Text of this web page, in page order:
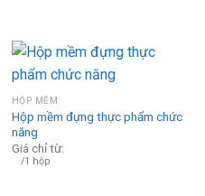
HỘP MỀM
Hộp mềm đựng thực phẩm chức
năng
Giá chỉ từ:
/1 hộp